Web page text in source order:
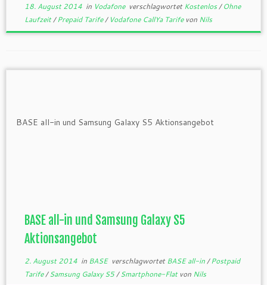
18. August 2014in Vodafone verschlagwortetKostenlos/Ohne
Laufzeit/Prepaid Tarife/ Vodafone CallYa Tarife von Nils
BASE all-in und Samsung Galaxy S5
Aktionsangebot
2. August 2014in BASE verschlagwortetBASE all-in/Postpaid
Tarife/Samsung Galaxy S5/Smartphone-Flat von Nils